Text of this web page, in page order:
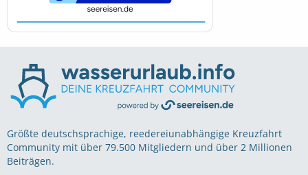
Größte deutschsprachige, reedereiunabhängige Kreuzfahrt
Community mit über 79.500 Mitgliedern und über 2 Millionen
Beiträgen.